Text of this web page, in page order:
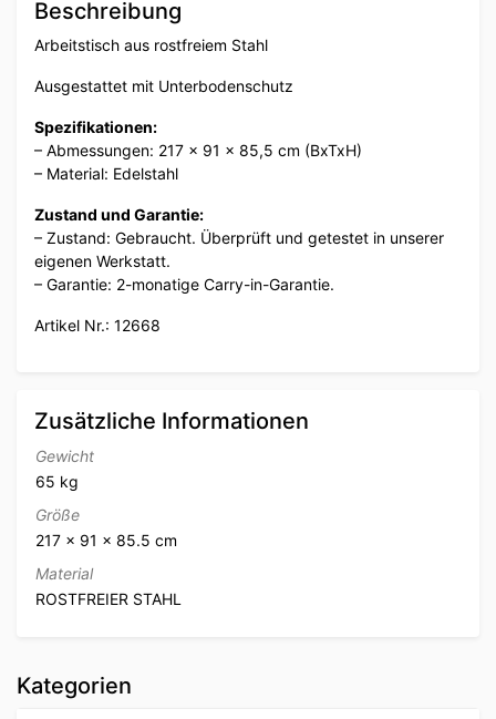
Beschreibung
Arbeitstisch aus rostfreiem Stahl
Ausgestattet mit Unterbodenschutz
Spezifikationen:
– Abmessungen: 217 x 91 x 85,5 cm (BxTxH)
– Material: Edelstahl
Zustand und Garantie:
– Zustand: Gebraucht. Überprüft und getestet in unserer
eigenen Werkstatt.
– Garantie: 2-monatige Carry-in-Garantie.
Artikel Nr.: 12668
Zusätzliche Informationen
Gewicht
65 kg
Größe
217 × 91 × 85.5 cm
Material
ROSTFREIER STAHL
Kategorien